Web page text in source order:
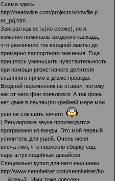
Схема здесь
http://headwize.com/projects/showfile.p …
er_prj.htm
Заиграл как есть(по схеме), но я
изменил номиналы входного каскада,
что увеличило ток входной лампы до
примерно паспортного значения. Еще
пришлось уменьшить чувствительность
при помощи резистивного делителя
спаянного прямо в джеке провода.
Входной переменник не ставил, потому
как от него фон появлялся. А так фона
нет даже в паузах(по крайней мере мои
уши не слышать ничего
).Регулировка звука производится
программно из винды. Это мой первый
усилитель для ушей. Очень меня
впечатлил, что повлекло сборку еще
пару штук подобных девайсов.
Специально купил для него наушники
http://www.sennheiser.com/sennheiser/ho
… &row=3 . Ими тоже доволен!